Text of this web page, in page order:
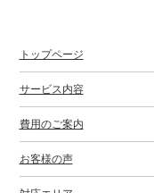
トップページ
サービス内容
費用のご案内
お客様の声